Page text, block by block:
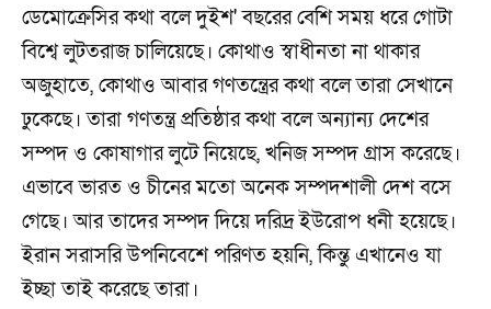
ডেমোক্রেসির কথা বলে দুইশ' বছরের বেশি সময় ধরে গোটা
বিশ্বে লুটতরাজ চালিয়েছে। কোথাও স্বাধীনতা না থাকার
অজুহাতে, কোথাও আবার গণতন্ত্রের কথা বলে তারা সেখানে
ঢুকেছে। তারা গণতন্ত্র প্রতিষ্ঠার কথা বলে অন্যান্য দেশের
সম্পদ ও কোষাগার লুটে নিয়েছে, খনিজ সম্পদ গ্রাস করেছে।
এভাবে ভারত ও চীনের মতো অনেক সম্পদশালী দেশ বসে
গেছে। আর তাদের সম্পদ দিয়ে দরিদ্র ইউরোপ ধনী হয়েছে।
ইরান সরাসরি উপনিবেশে পরিণত হয়নি, কিন্তু এখানেও যা
ইচ্ছা তাই করেছে তারা।